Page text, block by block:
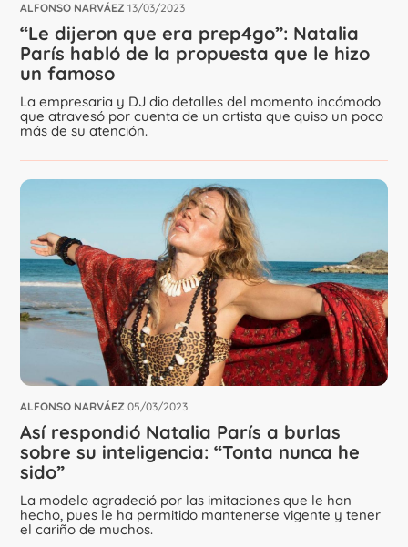
ALFONSO NARVÁEZ 13/03/2023
“Le dijeron que era prep4go”: Natalia
París habló de la propuesta que le hizo
un famoso
La empresaria y DJ dio detalles del momento incómodo
que atravesó por cuenta de un artista que quiso un poco
más de su atención.
ALFONSO NARVÁEZ 05/03/2023
Así respondió Natalia París a burlas
sobre su inteligencia: “Tonta nunca he
sido”
La modelo agradeció por las imitaciones que le han
hecho, pues le ha permitido mantenerse vigente y tener
el cariño de muchos.